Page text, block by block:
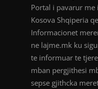
Portal i pavarur me
Kosova Shqiperia
Informacionet
ne lajme.mk ku
te informuar te
mban pergjithesi
sepse gjithcka